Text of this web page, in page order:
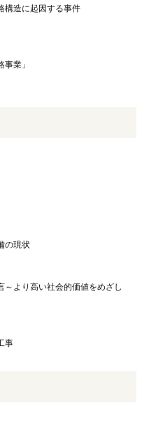
構造に起因する事件
業」
の現状
～より高い社会的価値をめざし
事